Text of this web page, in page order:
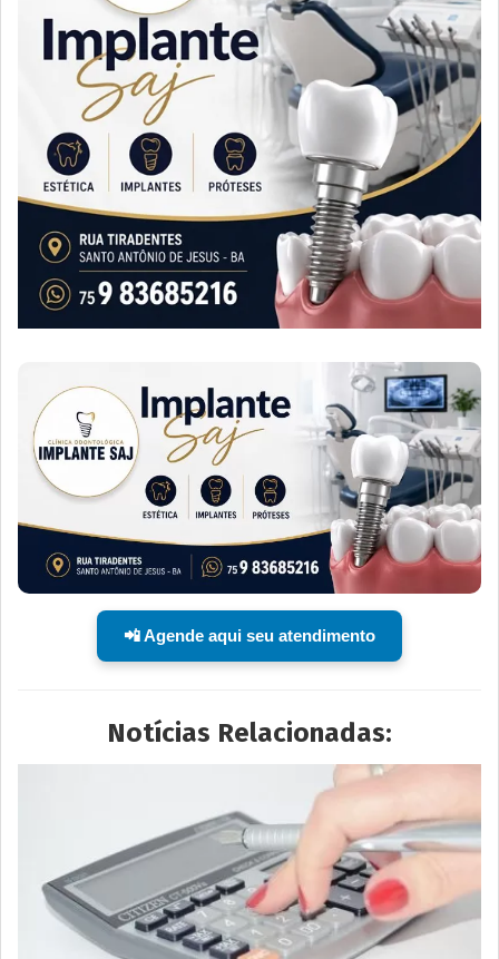
📲 Agende aqui seu atendimento
Notícias Relacionadas: